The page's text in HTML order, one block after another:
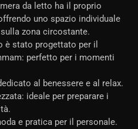
da letto ha il proprio
uno spazio individuale
zona circostante.
è stato progettato per il
perfetto per i momenti
al benessere e al relax.
ideale per preparare i
e pratica per il personale.